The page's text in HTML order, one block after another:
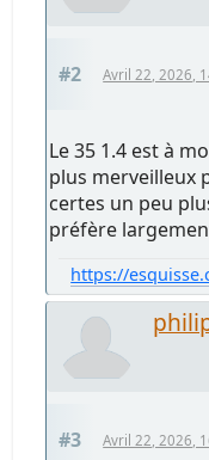
#2 Avril 22, 2026,
Le 35 1.4 est à
plus merveilleux
certes un peu
préfère
https://
#3 Avril 22, 2026,